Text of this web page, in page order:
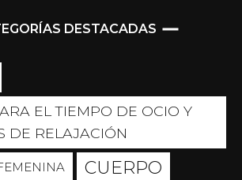
DESTACADAS
EL TIEMPO DE OCIO Y
DE RELAJACIÓN
CUERPO